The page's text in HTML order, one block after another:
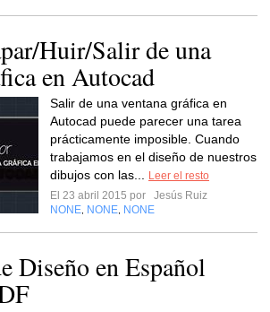
Huir/Salir de una
en Autocad
Salir de una ventana gráfica en
Autocad puede parecer una tarea
prácticamente imposible. Cuando
trabajamos en el diseño de nuestros
dibujos con las...
Leer el resto
El 23 abril 2015 por
Jesús Ruiz
NONE NONE NONE
Diseño en Español